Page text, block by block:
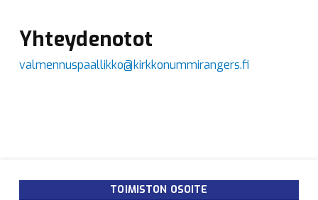
Yhteydenotot
valmennuspaallikko@kirkkonummirangers.fi
TOIMISTON OSOITE